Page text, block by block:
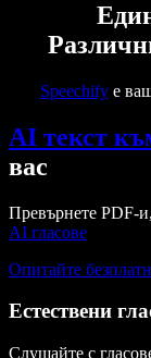
Speechifyе
AI текст
вас
Превърнете PDF-
AI гласове
Опитайте
Естествени
Слушайте с